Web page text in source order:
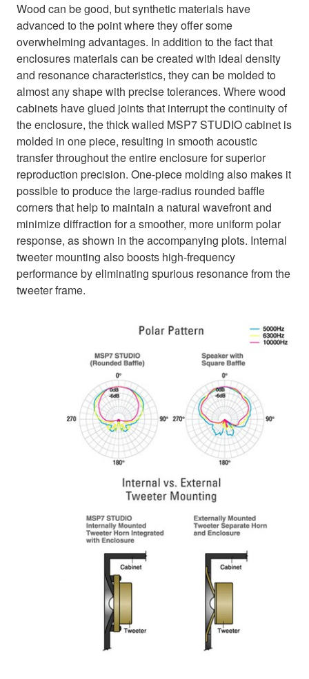
Wood can be good, but synthetic materials have
advanced to the point where they offer some
overwhelming advantages. In addition to the fact that
enclosures materials can be created with ideal density
and resonance characteristics, they can be molded to
almost any shape with precise tolerances. Where wood
cabinets have glued joints that interrupt the continuity of
the enclosure, the thick walled MSP7 STUDIO cabinet is
molded in one piece, resulting in smooth acoustic
transfer throughout the entire enclosure for superior
reproduction precision. One-piece molding also makes it
possible to produce the large-radius rounded baffle
corners that help to maintain a natural wavefront and
minimize diffraction for a smoother, more uniform polar
response, as shown in the accompanying plots. Internal
tweeter mounting also boosts high-frequency
performance by eliminating spurious resonance from the
tweeter frame.